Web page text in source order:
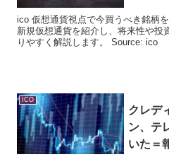
ico 仮想通貨視点で今買うべき銘柄
新規仮想通貨を紹介し、将来性や投
りやすく解説します。 Source: ico
ICO
クレデ
ン、テ
いた＝